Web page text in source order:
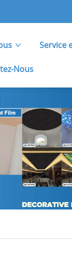
Service
Nous